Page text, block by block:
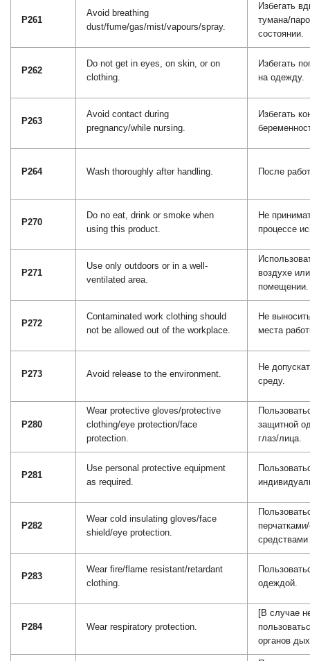
P261
Avoid breathing
dust/fume/gas/mist/vapours/spray.
Избегать
тумана/
состоянии.
P262
Do not get in eyes, on skin, or on
clothing.
Избегать
на одежду.
P263
Avoid contact during
pregnancy/while nursing.
Избегать
P264 Wash thoroughly after handling. После
P270
Do no eat, drink or smoke when
using this product.
Не
процессе
P271
Use only outdoors or in a well-
ventilated area.
воздухе
помещении.
P272
Contaminated work clothing should
not be allowed out of the workplace.
Не
места
P273 Avoid release to the environment.
Не
среду.
P280
Wear protective gloves/protective
clothing/eye protection/face
protection.
защитной
глаз/лица.
P281
Use personal protective equipment
as required.
P282
Wear cold insulating gloves/face
shield/eye protection.
P283
Wear fire/flame resistant/retardant
clothing.
одеждой.
P284 Wear respiratory protection.
[В случае
органов